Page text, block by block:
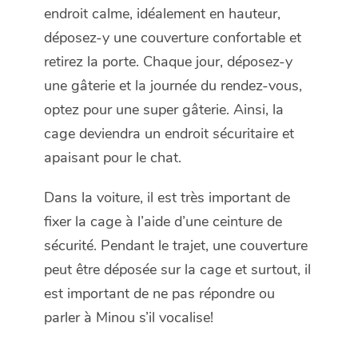
endroit calme, idéalement en hauteur,
déposez-y une couverture confortable et
retirez la porte. Chaque jour, déposez-y
une gâterie et la journée du rendez-vous,
optez pour une super gâterie. Ainsi, la
cage deviendra un endroit sécuritaire et
apaisant pour le chat.
Dans la voiture, il est très important de
fixer la cage à l’aide d’une ceinture de
sécurité. Pendant le trajet, une couverture
peut être déposée sur la cage et surtout, il
est important de ne pas répondre ou
parler à Minou s’il vocalise!